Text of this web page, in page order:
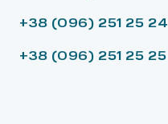
+38 (096) 251 25 24
+38 (096) 251 25 25